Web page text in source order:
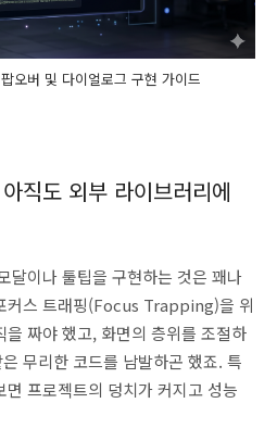
오버 및 다이얼로그 구현 가이드
직도 외부 라이브러리에
달이나 툴팁을 구현하는 것은 꽤나
커스 트래핑(Focus Trapping)을 위
짜야 했고, 화면의 층위를 조절하
무리한 코드를 남발하곤 했죠. 특
프로젝트의 덩치가 커지고 성능